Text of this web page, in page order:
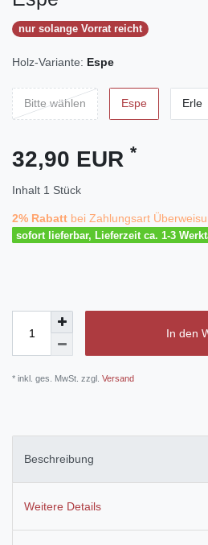
nur solange Vorrat reicht
Holz-Variante: Espe
Bitte wählen Espe Erle
32,90 EUR *
Inhalt 1 Stück
2% Rabatt bei Zahlungsart
sofort lieferbar, Lieferzeit ca. 1-3
In den
* inkl. ges. MwSt. zzgl. Versand
Beschreibung
Weitere Details